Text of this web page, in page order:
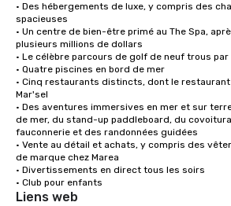
• Des hébergements de luxe, y compris des
spacieuses
• Un centre de bien-être primé au The Spa,
plusieurs millions de dollars
• Le célèbre parcours de golf de neuf trous par
• Quatre piscines en bord de mer
• Cinq restaurants distincts, dont le
Mar'sel
• Des aventures immersives en mer et sur
de mer, du stand-up paddleboard, du
fauconnerie et des randonnées guidées
• Vente au détail et achats, y compris des
de marque chez Marea
• Divertissements en direct tous les soirs
• Club pour enfants
Liens web